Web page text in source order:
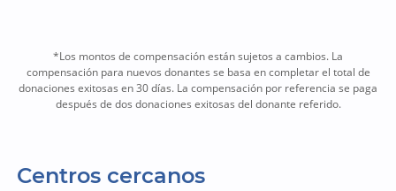
*Los montos de compensación están sujetos a cambios. La
compensación para nuevos donantes se basa en completar el total de
donaciones exitosas en 30 días. La compensación por referencia se paga
después de dos donaciones exitosas del donante referido.
Centros cercanos